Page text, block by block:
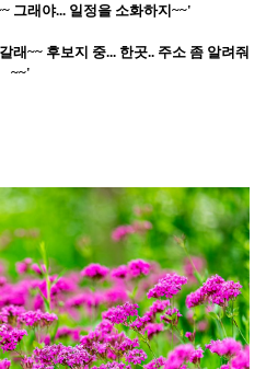
그래야... 일정을 소화하지~~'
래~~ 후보지 중... 한곳.. 주소 좀 알려줘
~~'